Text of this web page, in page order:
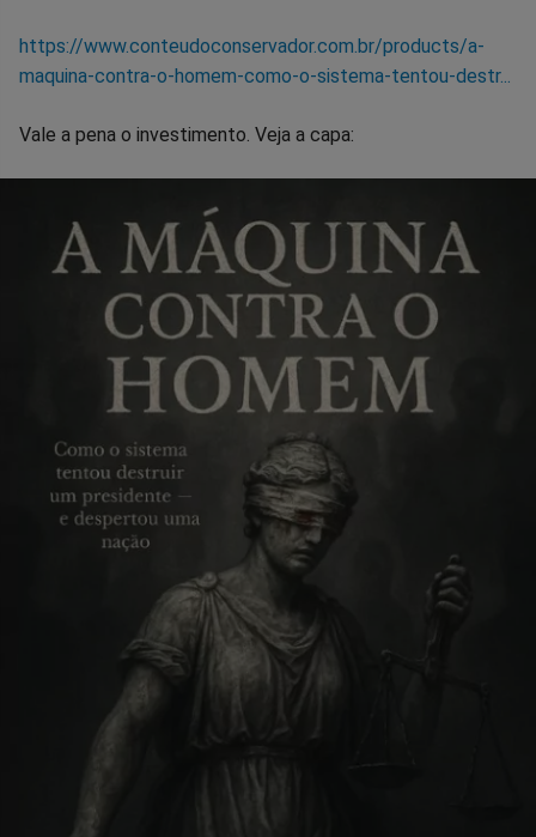
https://www.conteudoconservador.com.br/products/a-
maquina-contra-o-homem-como-o-sistema-tentou-destr...
Vale a pena o investimento. Veja a capa: